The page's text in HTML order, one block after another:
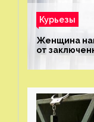
Курьезы
Женщина
от